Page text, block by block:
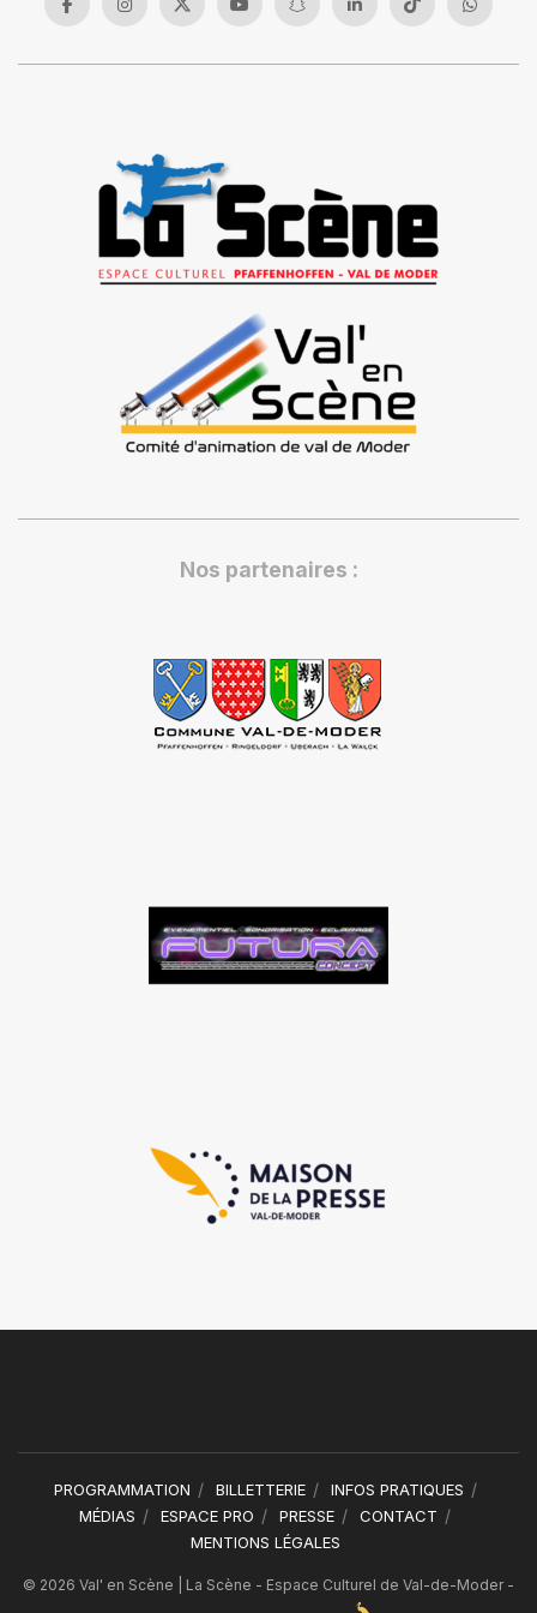
Nos partenaires :
PROGRAMMATION BILLETTERIE
INFOS PRATIQUES
MÉDIAS
ESPACE PRO PRESSE
CONTACT
MENTIONS LÉGALES
© 2026 Val' en Scène | La Scène - Espace Culturel de Val-de-Moder -